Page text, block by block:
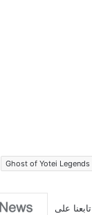
Ghost of Yotei Legends
تابعنا على